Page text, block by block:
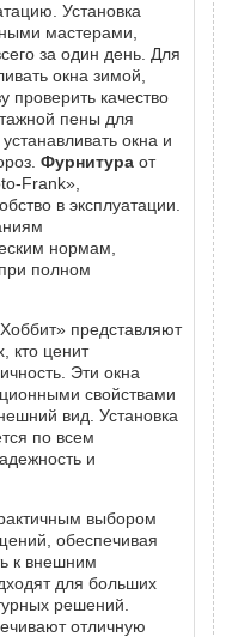
Установка
мастерами,
за один день. Для
окна зимой,
проверить качество
пены для
окна и
Фурнитура от
Frank»,
в эксплуатации.
нормам,
полном
представляют
кто ценит
Эти окна
свойствами
вид. Установка
по всем
и
выбором
обеспечивая
к внешним
для больших
решений.
отличную